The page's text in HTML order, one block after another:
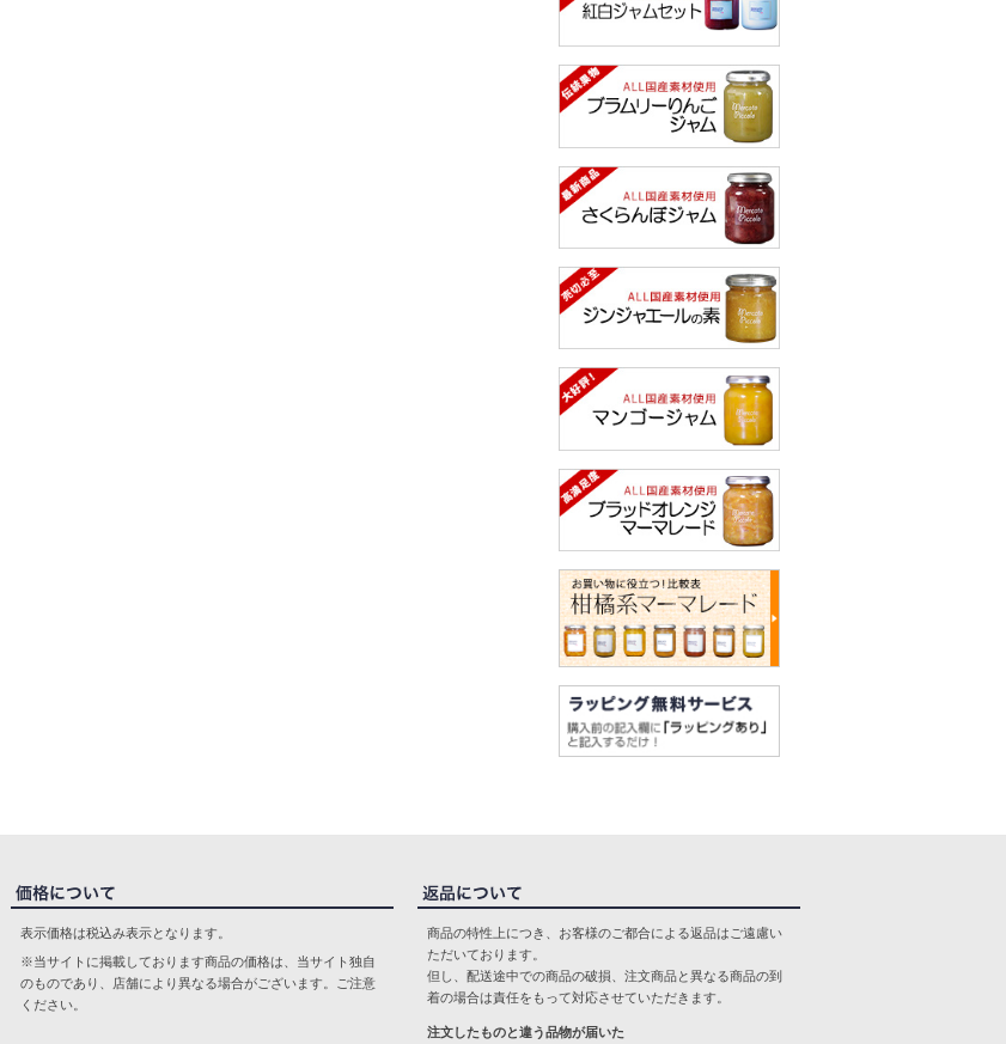
表示価格は税込み表示となります。
※当サイトに掲載しております商品の価格は、当サイト独自
のものであり、店舗により異なる場合がございます。ご注意
ください。
商品の特性上につき、お客様のご都合による返品はご遠慮い
ただいております。
但し、配送途中での商品の破損、注文商品と異なる商品の到
着の場合は責任をもって対応させていただきます。
注文したものと違う品物が届いた